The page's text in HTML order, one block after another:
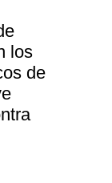
los
de